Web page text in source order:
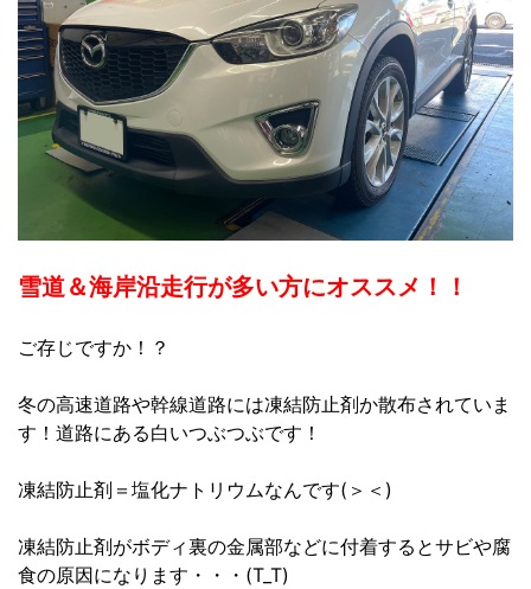
雪道＆海岸沿走行が多い方にオススメ！！
ご存じですか！？
冬の高速道路や幹線道路には凍結防止剤か散布されていま
す！道路にある白いつぶつぶです！
凍結防止剤＝塩化ナトリウムなんです(＞＜)
凍結防止剤がボディ裏の金属部などに付着するとサビや腐
食の原因になります・・・(T_T)